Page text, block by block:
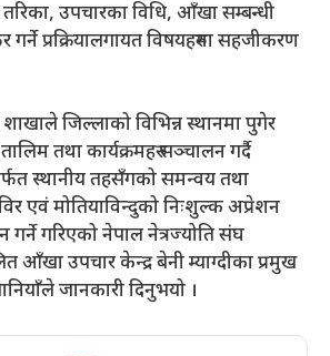
तरिका, उपचारका विधि, आँखा सम्बन्धी
प्रक्रियालगायत विषयहरुमा सहजीकरण
शाखाले जिल्लाको विभिन्न स्थानमा पुगेर
तथा कार्यक्रमहरु सञ्चालन गर्दै
स्थानीय तहसँगको समन्वय तथा
एवं मोतियाविन्दुको निःशुल्क अप्रेशन
गरिएको नेपाल नेत्रज्योति संघ
आँखा उपचार केन्द्र बेनी म्याग्दीका प्रमुख
जानकारी दिनुभयो ।